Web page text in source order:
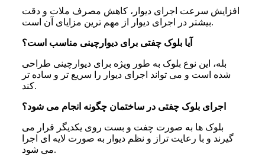
افزایش سرعت اجرای دیوار، کاهش مصرف ملات و دقت
بیشتر در اجرای دیوار از مهم ترین مزایای آن است.
آیا بلوک چفتی برای دیوارچینی مناسب است؟
بله، این نوع بلوک به طور ویژه برای دیوارچینی طراحی
شده است و می تواند اجرای دیوار را سریع تر و ساده تر
کند.
اجرای بلوک چفتی در ساختمان چگونه انجام می شود؟
بلوک ها به صورت چفت و بست روی یکدیگر قرار می
گیرند و با رعایت تراز و نظم دیوار به صورت لایه ای اجرا
می شود.